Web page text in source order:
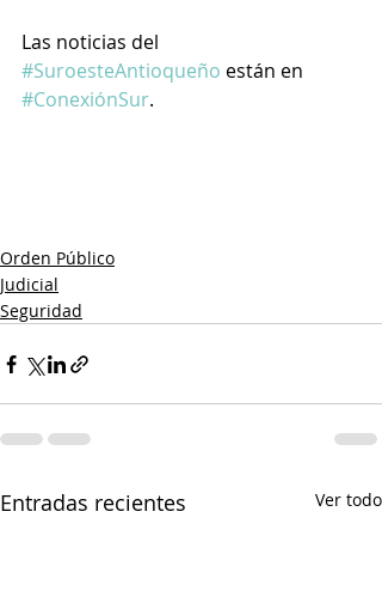
Las noticias del
#SuroesteAntioqueño están en
#ConexiónSur.
Orden Público
Judicial
Seguridad
Entradas recientes Ver todo